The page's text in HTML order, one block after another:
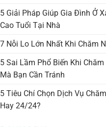
5 Giải Pháp Giúp Gia Đình Ở
Cao Tuổi Tại Nhà
7 Nỗi Lo Lớn Nhất Khi Chăm
5 Sai Lầm Phổ Biến Khi
Mà Bạn Cần Tránh
5 Tiêu Chí Chọn Dịch Vụ
Hay 24/24?